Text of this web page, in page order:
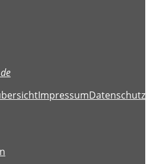
ImpressumDatenschutz